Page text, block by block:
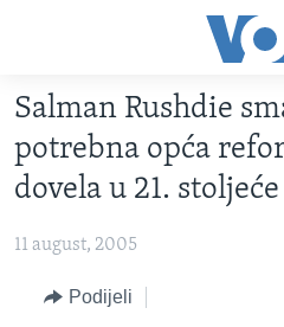
glavni
sadržaj
Pređi
na
glavnu
navigaciju
VIDEO
VIJESTI
SJEDINJENE AMERIČKE
NAUKA I TEHNOLOGIJA
Salman Rushdie
potrebna opća
dovela u 21. stoljeće
11 august, 2005
Podijeli